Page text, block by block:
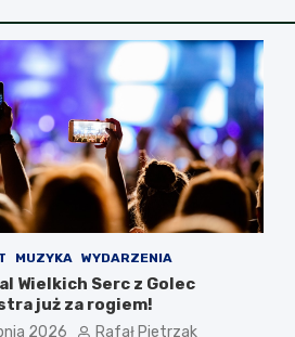
MUZYKA WYDARZENIA
Wielkich Serc z Golec
już za rogiem!
2026 Rafał Pietrzak